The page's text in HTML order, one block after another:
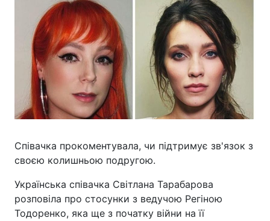
Співачка прокоментувала, чи підтримує зв'язок з
своєю колишньою подругою.
Українська співачка Світлана Тарабарова
розповіла про стосунки з ведучою Регіною
Тодоренко, яка ще з початку війни на її